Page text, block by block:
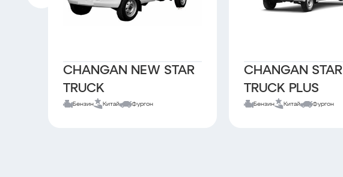
CHANGAN NEW STAR
TRUCK
Бензин Китай Фургон
CHANGAN STAR
TRUCK PLUS
Бензин Китай Фургон